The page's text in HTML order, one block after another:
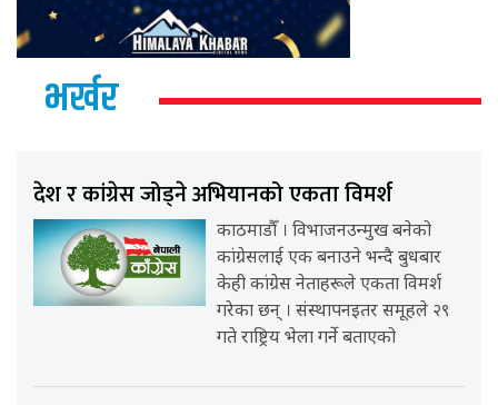
भर्खर
देश र कांग्रेस जोड्ने अभियानको एकता विमर्श
काठमाडौँ । विभाजनउन्मुख बनेको
कांग्रेसलाई एक बनाउने भन्दै बुधबार
केही कांग्रेस नेताहरूले एकता विमर्श
गरेका छन् । संस्थापनइतर समूहले २९
गते राष्ट्रिय भेला गर्ने बताएको